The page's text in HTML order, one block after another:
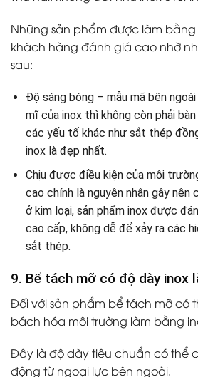
Những sản phẩm được làm
khách hàng đánh giá cao nhờ
sau:
Độ sáng bóng – mẫu mã bên
mĩ của inox thì không còn phải
các yếu tố khác như sắt thép
inox là đẹp nhất.
Chịu được điều kiện của môi
cao chính là nguyên nhân gây nên
ở kim loại, sản phẩm inox được
cao cấp, không dễ để xảy ra các
sắt thép.
9. Bể tách mỡ có độ dày inox
Đối với sản phẩm bể tách mỡ có
bách hóa môi trường làm bằng
Đây là độ dày tiêu chuẩn có thể
động từ ngoại lực bên ngoài.